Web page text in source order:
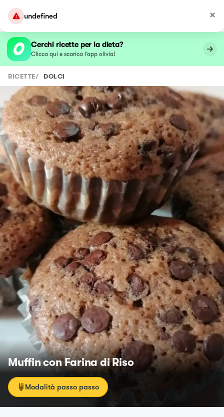
undefined
Cerchi ricette per la dieta?
Clicca qui e scarica l’app olivia!
RICETTE/ DOLCI
Muffin con Farina di Riso
Modalità passo passo